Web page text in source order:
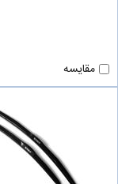
مقایسه